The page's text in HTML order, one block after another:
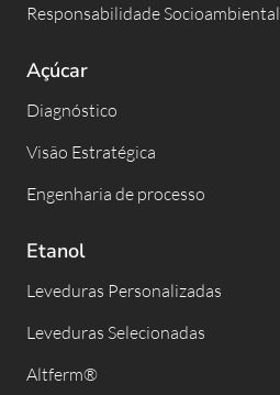
Responsabilidade Socioambiental
Açúcar
Diagnóstico
Visão Estratégica
Engenharia de processo
Etanol
Leveduras Personalizadas
Leveduras Selecionadas
Altferm®